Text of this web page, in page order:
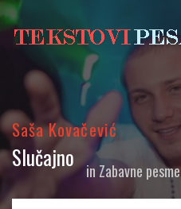
Saša Kovačević
Slučajno in Zabavne pesme